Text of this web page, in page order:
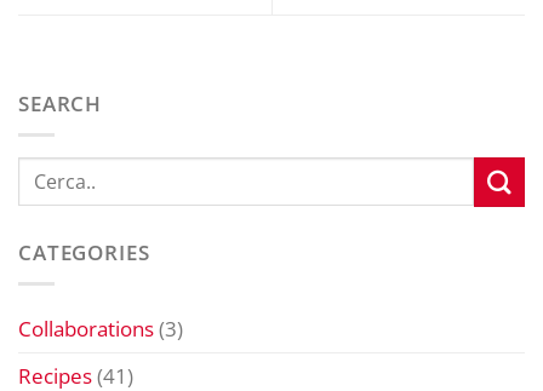
SEARCH
CATEGORIES
Collaborations(3)
Recipes(41)